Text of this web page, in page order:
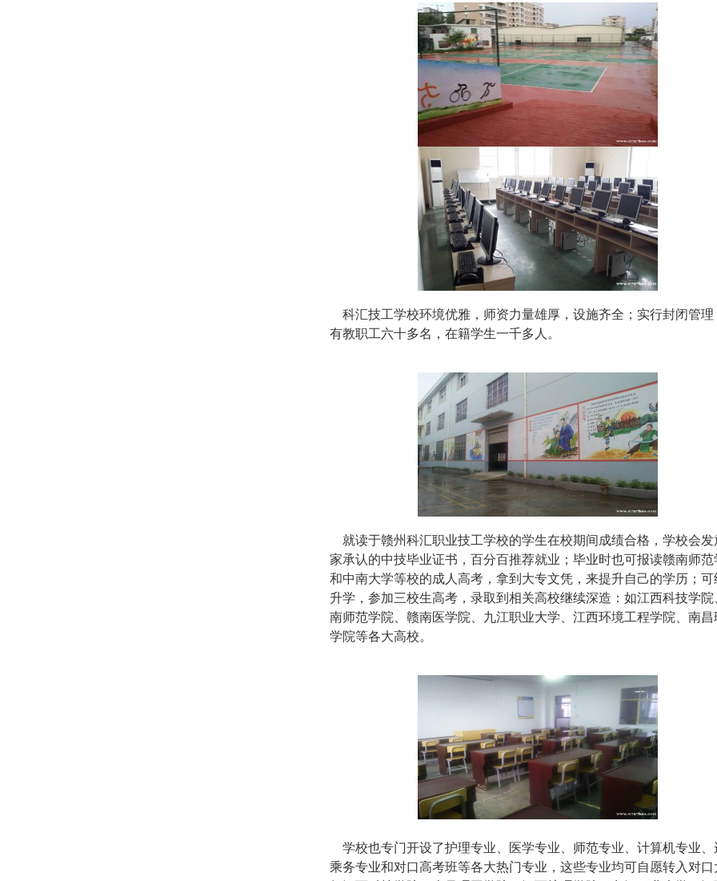
科汇技工学校环境优雅，师资力量雄厚，设施齐全；实行封闭管理
有教职工六十多名，在籍学生一千多人。
就读于赣州科汇职业技工学校的学生在校期间成绩合格，学校会发
家承认的中技毕业证书，百分百推荐就业；毕业时也可报读赣南师范
和中南大学等校的成人高考，拿到大专文凭，来提升自己的学历；可
升学，参加三校生高考，录取到相关高校继续深造：如江西科技学院
南师范学院、赣南医学院、九江职业大学、江西环境工程学院、南昌
学院等各大高校。
学校也专门开设了护理专业、医学专业、师范专业、计算机专业、
乘务专业和对口高考班等各大热门专业，这些专业均可自愿转入对口